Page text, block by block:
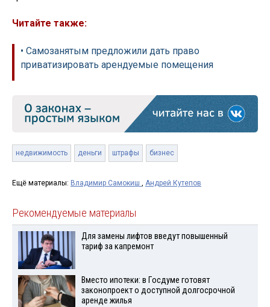
Читайте также:
• Самозанятым предложили дать право
приватизировать арендуемые помещения
недвижимость деньги штрафы бизнес
Ещё материалы: Владимир Самокиш , Андрей Кутепов
Рекомендуемые материалы
Для замены лифтов введут повышенный
тариф за капремонт
Вместо ипотеки: в Госдуме готовят
законопроект о доступной долгосрочной
аренде жилья